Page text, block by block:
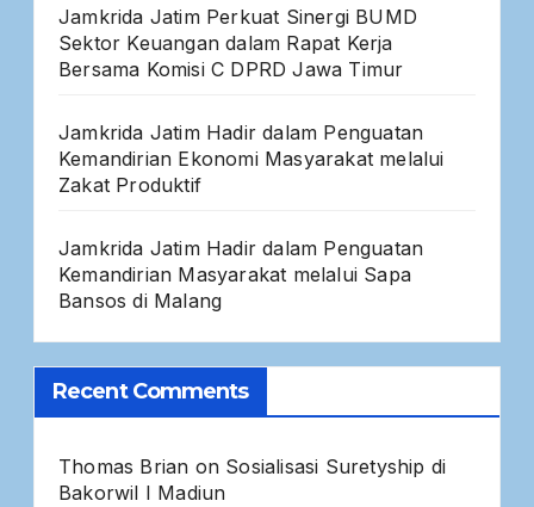
Jamkrida Jatim Perkuat Sinergi BUMD
Sektor Keuangan dalam Rapat Kerja
Bersama Komisi C DPRD Jawa Timur
Jamkrida Jatim Hadir dalam Penguatan
Kemandirian Ekonomi Masyarakat melalui
Zakat Produktif
Jamkrida Jatim Hadir dalam Penguatan
Kemandirian Masyarakat melalui Sapa
Bansos di Malang
Recent Comments
Thomas Brian on Sosialisasi Suretyship di
Bakorwil I Madiun